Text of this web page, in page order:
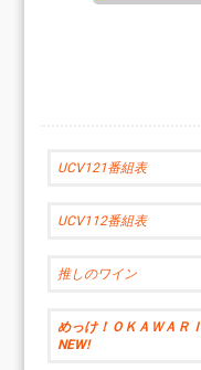
UCV121番組表
UCV112番組表
推しのワイン
めっけ！ＯＫＡＷＡＲＩ
NEW!